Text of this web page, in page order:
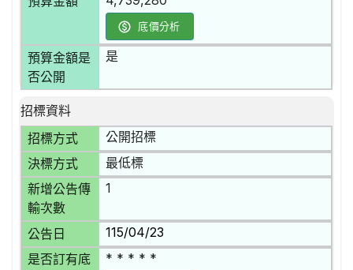
底價分析
預算金額是
否公開
是
招標資料
招標方式
公開招標
決標方式 最低標
新增公告傳
輸次數
1
公告日 115/04/23
是否訂有底
* * * * *